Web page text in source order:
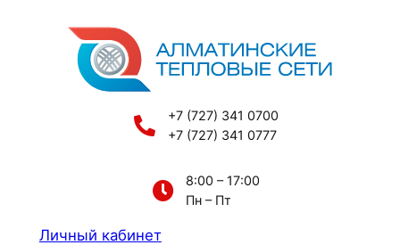
содержимому
+7 (727) 341 0700
+7 (727) 341 0777
8:00 – 17:00
Пн – Пт
Личный кабинет